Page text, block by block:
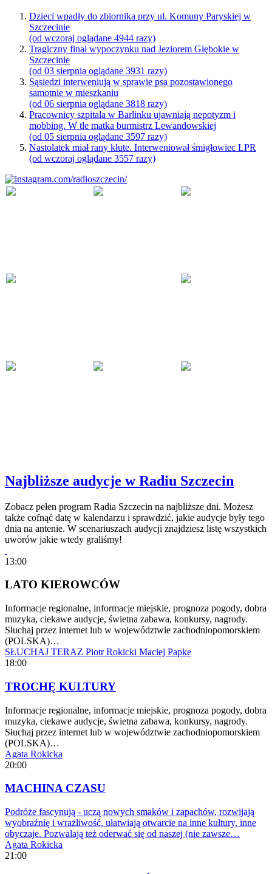
Dzieci wpadły do zbiornika przy ul. Komuny Paryskiej w
Szczecinie
(od wczoraj oglądane 4944 razy)
Tragiczny finał wypoczynku nad Jeziorem Głębokie w
Szczecinie
(od 03 sierpnia oglądane 3931 razy)
Sąsiedzi interweniują w sprawie psa pozostawionego
samotnie w mieszkaniu
(od 06 sierpnia oglądane 3818 razy)
Pracownicy szpitala w Barlinku ujawniają nepotyzm i
mobbing. W tle matka burmistrz Lewandowskiej
(od 05 sierpnia oglądane 3597 razy)
Nastolatek miał rany kłute. Interweniował śmigłowiec LPR
(od wczoraj oglądane 3557 razy)
Najbliższe audycje w Radiu Szczecin
Zobacz pełen program Radia Szczecin na najbliższe dni. Możesz
także cofnąć datę w kalendarzu i sprawdzić, jakie audycje były tego
dnia na antenie. W scenariuszach audycji znajdziesz listę wszystkich
uworów jakie wtedy graliśmy!
13:00
LATO KIEROWCÓW
Informacje regionalne, informacje miejskie, prognoza pogody, dobra
muzyka, ciekawe audycje, świetna zabawa, konkursy, nagrody.
Słuchaj przez internet lub w województwie zachodniopomorskiem
(POLSKA)…
SŁUCHAJ TERAZ Piotr Rokicki Maciej Papke
18:00
TROCHĘ KULTURY
Informacje regionalne, informacje miejskie, prognoza pogody, dobra
muzyka, ciekawe audycje, świetna zabawa, konkursy, nagrody.
Słuchaj przez internet lub w województwie zachodniopomorskiem
(POLSKA)…
Agata Rokicka
20:00
MACHINA CZASU
Podróże fascynują - uczą nowych smaków i zapachów, rozwijają
wyobraźnię i wrażliwość, ułatwiają otwarcie na inne kultury, inne
obyczaje. Pozwalają też oderwać się od naszej (nie zawsze…
Agata Rokicka
21:00